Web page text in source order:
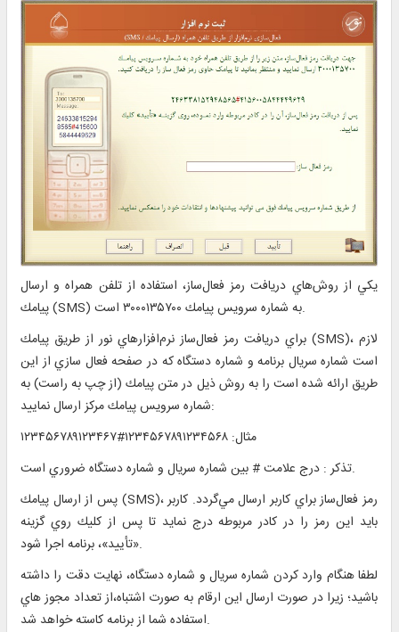
يكي از روش‌هاي دريافت رمز فعال‌ساز، استفاده از تلفن همراه و ارسال
پيامك (SMS) به شماره سرويس پيامك ۳۰۰۰۱۳۵۷۰۰ است.
براي دريافت رمز فعال‌ساز نرم‌افزارهاي نور از طريق پيامك (SMS)، لازم
است شماره سريال برنامه و شماره دستگاه كه در صفحه فعال سازي از اين
طريق ارائه شده است را به روش ذيل در متن پيامك (از چپ به راست) به
شماره سرويس پيامك مركز ارسال نماييد:
مثال: ۱۲۳۴۵۶۷۸۹۱۲۳۴۵۶۸#۱۲۳۴۵۶۷۸۹۱۲۳۴۶۷
تذكر : درج علامت # بين شماره سريال و شماره دستگاه ضروري است.
پس از ارسال پيامك (SMS)، رمز فعال‌ساز براي كاربر ارسال مي‌گردد. كاربر
بايد اين رمز را در كادر مربوطه درج نمايد تا پس از كليك روي گزينه
«تأييد»، برنامه اجرا شود.
لطفا هنگام وارد كردن شماره سريال و شماره دستگاه، نهايت دقت را داشته
باشيد؛ زيرا در صورت ارسال اين ارقام به صورت اشتباه،از تعداد مجوز هاي
استفاده شما از برنامه كاسته خواهد شد.